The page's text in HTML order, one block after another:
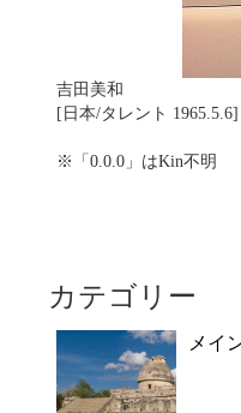
吉田美和
[日本/タレント 1965.5.6]
※「0.0.0」はKin不明
カテゴリー
メイ